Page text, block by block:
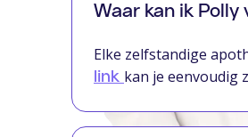
Waar kan ik Polly
Elke zelfstandige
link kan je eenvoudig